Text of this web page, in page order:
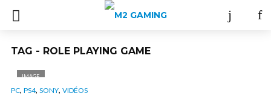
TAG - ROLE PLAYING GAME
IMAGE
PC, PS4, SONY, VIDÉOS